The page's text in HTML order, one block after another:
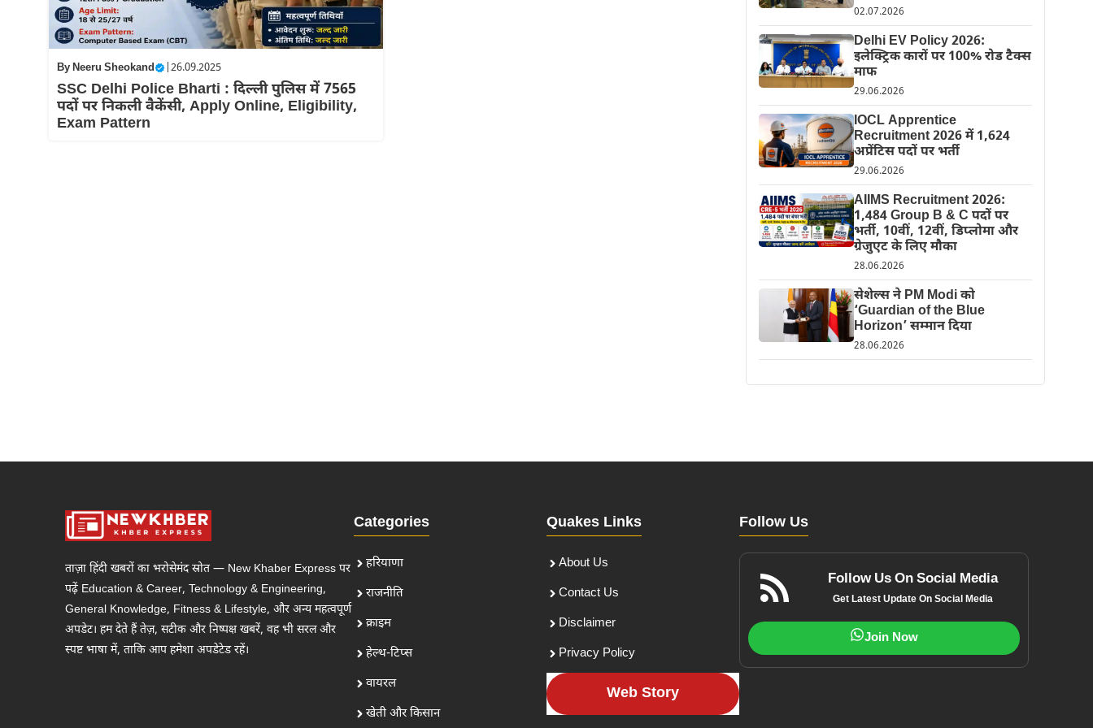
ByNeeru Sheokand | 26.09.2025
SSC Delhi Police Bharti : दिल्ली पुलिस में 7565
पदों पर निकली वैकेंसी, Apply Online, Eligibility,
Exam Pattern
02.07.2026
Delhi EV Policy 2026:
इलेक्ट्रिक कारों पर 100% रोड टैक्स
माफ
29.06.2026
IOCL Apprentice
Recruitment 2026 में 1,624
अप्रेंटिस पदों पर भर्ती
29.06.2026
AIIMS Recruitment 2026:
1,484 Group B & C पदों पर
भर्ती, 10वीं, 12वीं, डिप्लोमा और
ग्रेजुएट के लिए मौका
28.06.2026
सेशेल्स ने PM Modi को
‘Guardian of the Blue
Horizon’ सम्मान दिया
28.06.2026
ताज़ा हिंदी खबरों का भरोसेमंद स्रोत — New Khaber Express पर
पढ़ें Education & Career, Technology & Engineering,
General Knowledge, Fitness & Lifestyle, और अन्य महत्वपूर्ण
अपडेट। हम देते हैं तेज़, सटीक और निष्पक्ष खबरें, वह भी सरल और
स्पष्ट भाषा में, ताकि आप हमेशा अपडेटेड रहें।
Categories
हरियाणा
राजनीति
क्राइम
हेल्थ-टिप्स
वायरल
खेती और किसान
Quakes Links
About Us
Contact Us
Disclaimer
Privacy Policy
Web Story
Follow Us
Follow Us On Social Media
Get Latest Update On Social Media
Join Now